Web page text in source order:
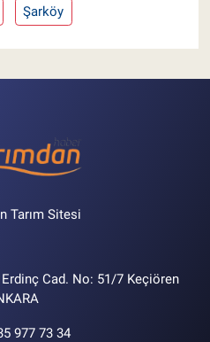
Şarköy
Tarım Sitesi
Cad. No: 51/7 Keçiören
977 73 34